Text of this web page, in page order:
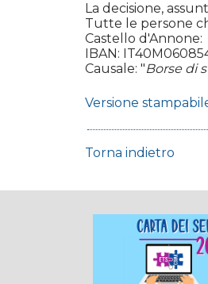
La decisione,
Tutte le persone
Castello d'Annone:
IBAN:
Causale: "Borse di
Versione
Torna indietro